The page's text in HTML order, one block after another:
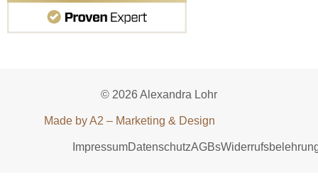
© 2026 Alexandra Lohr
Made by A2 – Marketing & Design
ImpressumDatenschutzAGBs